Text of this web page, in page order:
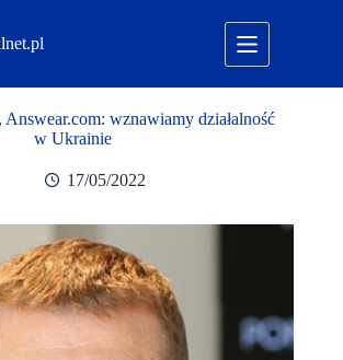
wznawiamy działalność
w Ukrainie
17/05/2022